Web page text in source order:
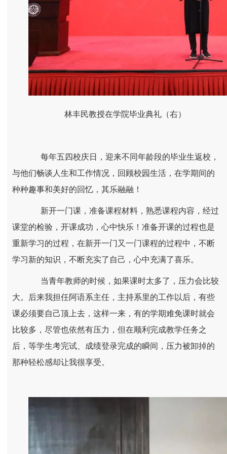
林丰民教授在学院毕业典礼（右）
每年五四校庆日，迎来不同年龄段的毕业生返校，
与他们畅谈人生和工作情况，回顾校园生活，在学期间的
种种趣事和美好的回忆，其乐融融！
新开一门课，准备课程材料，熟悉课程内容，经过
课堂的检验，开课成功，心中快乐！准备开课的过程也是
重新学习的过程，在新开一门又一门课程的过程中，不断
学习新的知识，不断充实了自己，心中充满了喜乐。
当青年教师的时候，如果课时太多了，压力会比较
大。后来我担任阿语系主任，主持系里的工作以后，有些
课必须要自己顶上去，这样一来，有的学期难免课时就会
比较多，尽管也依然有压力，但在顺利完成教学任务之
后，等学生考完试、成绩登录完成的瞬间，压力被卸掉的
那种轻松感却让我很享受。